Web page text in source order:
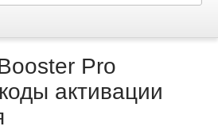
Pro
активации